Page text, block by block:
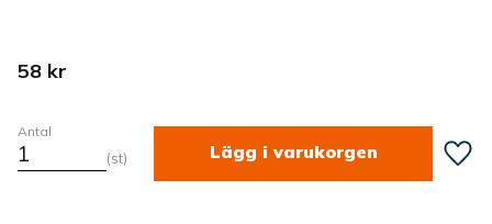
58 kr
Antal
st Lägg